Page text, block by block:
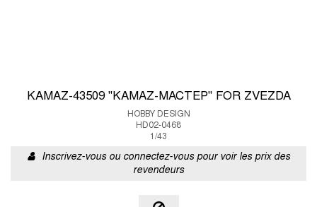
KAMAZ-43509 "KAMAZ-MACTEP" FOR ZVEZDA
HOBBY DESIGN
HD02-0468
1/43
Inscrivez-vous ou connectez-vous pour voir les prix des
revendeurs